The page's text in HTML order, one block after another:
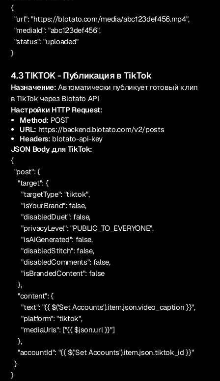
{
"url": "https://blotato.com/media/abc123def456.mp4",
"mediaId": "abc123def456",
"status": "uploaded"
}
4.3 TIKTOK - Публикация в TikTok
Назначение: Автоматически публикует готовый клип
в TikTok через Blotato API
Настройки HTTP Request:
Method: POST
URL: https://backend.blotato.com/v2/posts
Headers: blotato-api-key
JSON Body для TikTok:
{
"post": {
"target": {
"targetType": "tiktok",
"isYourBrand": false,
"disabledDuet": false,
"privacyLevel": "PUBLIC_TO_EVERYONE",
"isAiGenerated": false,
"disabledStitch": false,
"disabledComments": false,
"isBrandedContent": false
},
"content": {
"text": "{{ $('Set Accounts').item.json.video_caption }}",
"platform": "tiktok",
"mediaUrls": ["{{ $json.url }}"]
},
"accountId": "{{ $('Set Accounts').item.json.tiktok_id }}"
}
}